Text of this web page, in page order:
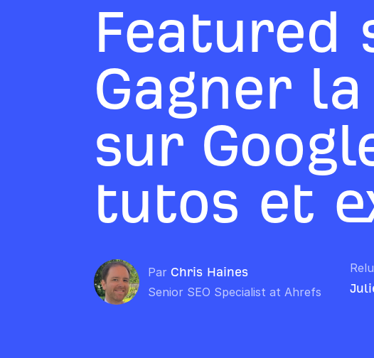
Featured
Gagner
sur
tutos et
Par Chris Haines
Senior SEO Specialist at Ahrefs